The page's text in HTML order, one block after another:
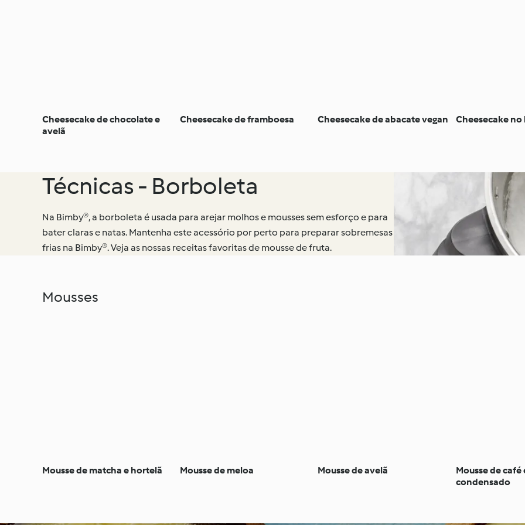
Cheesecake de chocolate e
avelã
Cheesecake de framboesa Cheesecake de abacate vegan Cheesecake no
Técnicas - Borboleta
Na Bimby®, a borboleta é usada para arejar molhos e mousses sem esforço e para
bater claras e natas. Mantenha este acessório por perto para preparar sobremesas
frias na Bimby®. Veja as nossas receitas favoritas de mousse de fruta.
Mousses
Mousse de matcha e hortelã Mousse de meloa Mousse de avelã
Mousse de café
condensado